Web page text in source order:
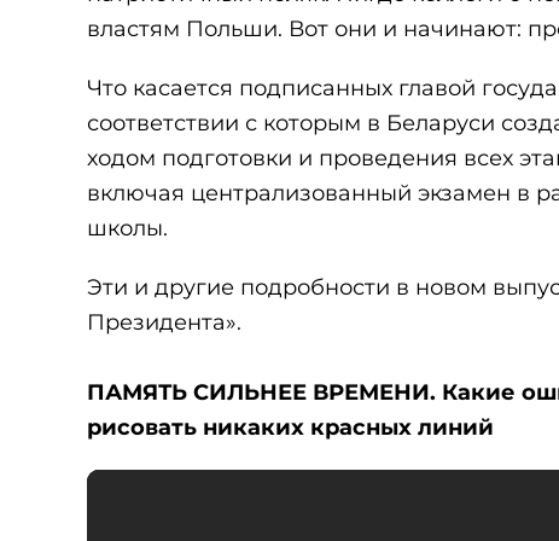
властям Польши. Вот они и начинают:
Что касается подписанных главой
соответствии с которым в Беларуси
ходом подготовки и проведения всех
включая централизованный экзамен в
школы.
Эти и другие подробности в новом
Президента».
ПАМЯТЬ СИЛЬНЕЕ ВРЕМЕНИ. Какие
рисовать никаких красных линий